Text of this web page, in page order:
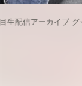
2月12日 43回目